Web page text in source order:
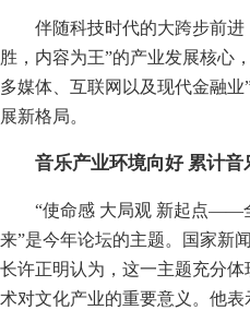
伴随科技时代的大跨步前进
胜，内容为王”的产业发展核心
多媒体、互联网以及现代金融
展新格局。
音乐产业环境向好 累计
“使命感 大局观 新起点——
来”是今年论坛的主题。国家新
长许正明认为，这一主题充分
术对文化产业的重要意义。他